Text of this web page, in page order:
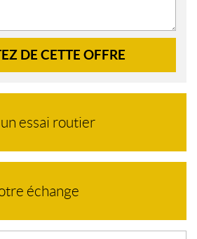
DE CETTE OFFRE
essai routier
échange